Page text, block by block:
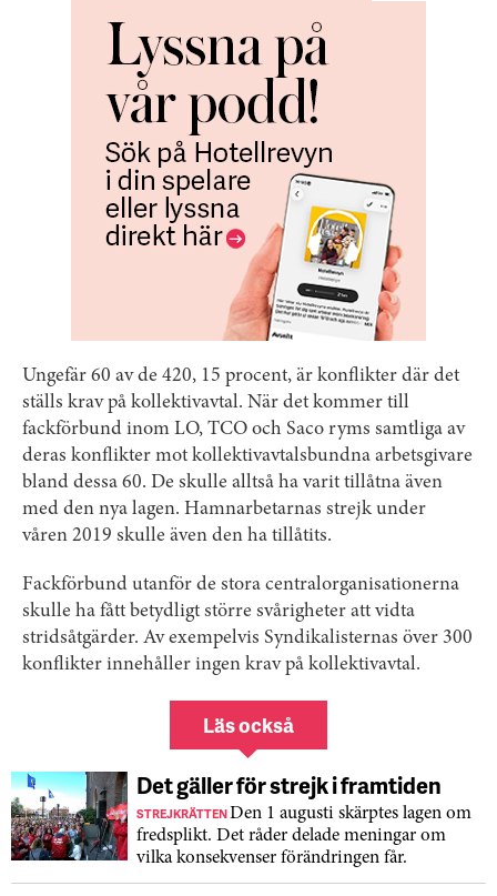
Ungefär 60 av de 420, 15 procent, är konflikter där det
ställs krav på kollektivavtal. När det kommer till
fackförbund inom LO, TCO och Saco ryms samtliga av
deras konflikter mot kollektivavtalsbundna arbetsgivare
bland dessa 60. De skulle alltså ha varit tillåtna även
med den nya lagen. Hamnarbetarnas strejk under
våren 2019 skulle även den ha tillåtits.
Fackförbund utanför de stora centralorganisationerna
skulle ha fått betydligt större svårigheter att vidta
stridsåtgärder. Av exempelvis Syndikalisternas över 300
konflikter innehåller ingen krav på kollektivavtal.
Läs också
Det gäller för strejk i framtiden
STREJKRÄTTENDen 1 augusti skärptes lagen om
fredsplikt. Det råder delade meningar om
vilka konsekvenser förändringen får.